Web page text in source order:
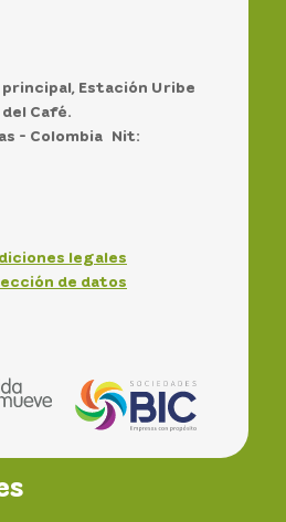
Estación Uribe
Café.
- Colombia Nit:
legales
de datos